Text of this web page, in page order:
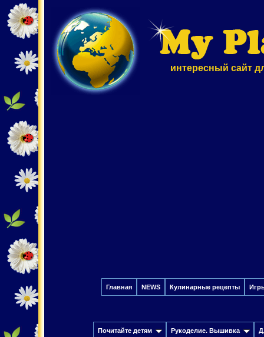
интересный сайт
Главная NEWS Кулинарные рецепты
Почитайте детям Рукоделие. Вышивка